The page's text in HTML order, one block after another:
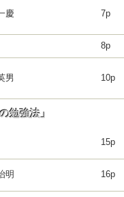
慶 7p
8p
男 10p
勉強法」
15p
明 16p